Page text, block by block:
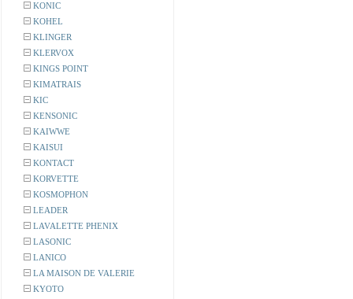
KONIC
KOHEL
KLINGER
KLERVOX
KINGS POINT
KIMATRAIS
KIC
KENSONIC
KAIWWE
KAISUI
KONTACT
KORVETTE
KOSMOPHON
LEADER
LAVALETTE PHENIX
LASONIC
LANICO
LA MAISON DE VALERIE
KYOTO